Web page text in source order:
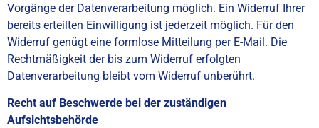
Vorgänge der Datenverarbeitung möglich. Ein Widerruf Ihrer
bereits erteilten Einwilligung ist jederzeit möglich. Für den
Widerruf genügt eine formlose Mitteilung per E-Mail. Die
Rechtmäßigkeit der bis zum Widerruf erfolgten
Datenverarbeitung bleibt vom Widerruf unberührt.
Recht auf Beschwerde bei der zuständigen
Aufsichtsbehörde